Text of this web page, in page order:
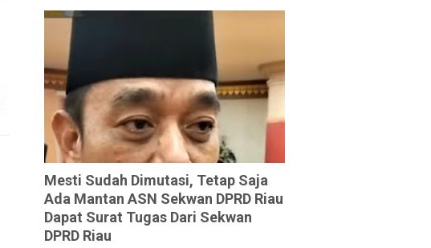
Mesti Sudah Dimutasi, Tetap Saja
Ada Mantan ASN Sekwan DPRD Riau
Dapat Surat Tugas Dari Sekwan
DPRD Riau